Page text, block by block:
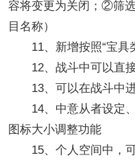
容将变更为关闭；②筛
目名称）
11、新增按照“宝具类
12、战斗中可以直接
13、可以在战斗中进
14、中意从者设定、
图标大小调整功能
15、个人空间中，可